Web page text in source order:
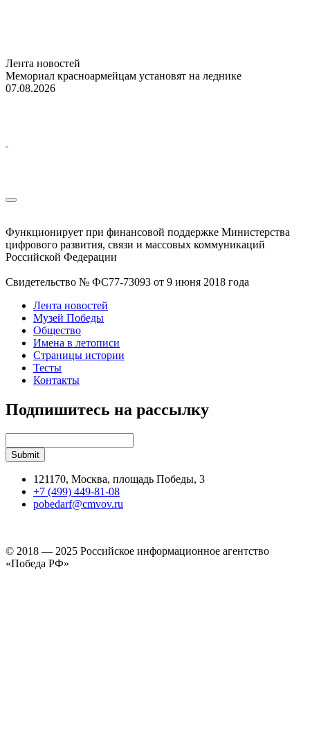
Лента новостей
Мемориал красноармейцам установят на леднике
07.08.2026
Функционирует при финансовой поддержке Министерства
цифрового развития, связи и массовых коммуникаций
Российской Федерации
Свидетельство № ФС77-73093 от 9 июня 2018 года
Лента новостей
Музей Победы
Общество
Имена в летописи
Страницы истории
Тесты
Контакты
Подпишитесь на рассылку
121170, Москва, площадь Победы, 3
+7 (499) 449-81-08
pobedarf@cmvov.ru
© 2018 — 2025 Российское информационное агентство
«Победа РФ»